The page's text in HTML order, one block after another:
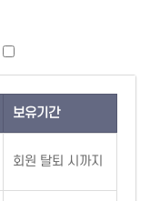
보유기간
회원 탈퇴 시까지